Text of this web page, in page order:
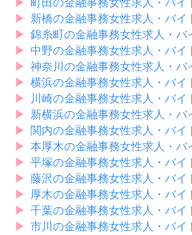
▶︎ 新橋の金融事務女性求人・バイ
▶︎ 錦糸町の金融事務女性求人・バ
▶︎ 中野の金融事務女性求人・バイ
▶︎ 神奈川の金融事務女性求人・バ
▶︎ 横浜の金融事務女性求人・バイ
▶︎
川崎の金融事務女性求人・バイ
▶︎ 新横浜の金融事務女性求人・バ
▶︎ 関内の金融事務女性求人・バイ
▶︎ 本厚木の金融事務女性求人・バ
▶︎ 平塚の金融事務女性求人・バイ
▶︎ 藤沢の金融事務女性求人・バイ
▶︎ 厚木の金融事務女性求人・バイ
▶︎ 千葉の金融事務女性求人・バイ
▶︎ 市川の金融事務女性求人・バイ